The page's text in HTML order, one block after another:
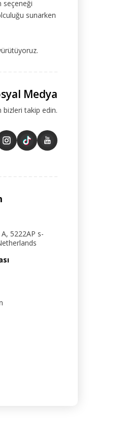
seçeneği
sunarken
Medya
takip edin.
5222AP s-